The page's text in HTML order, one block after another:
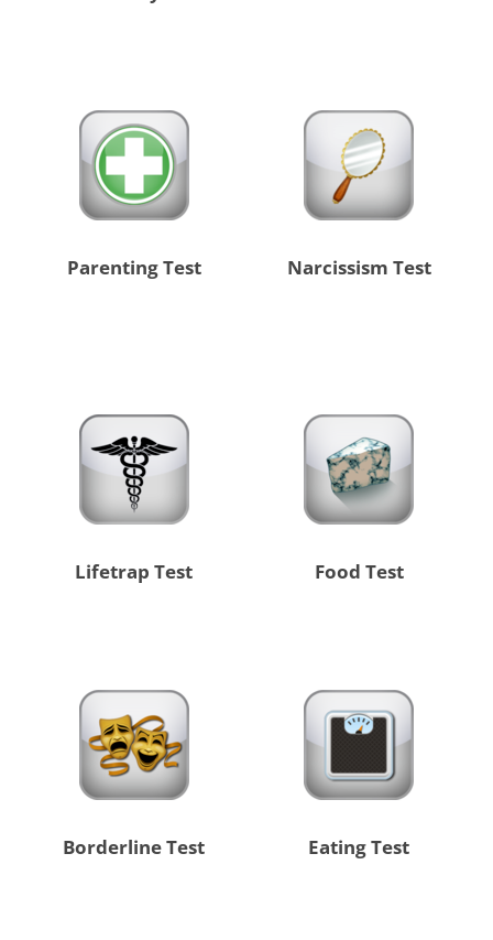
Parenting Test Narcissism Test
Lifetrap Test Food Test
Borderline Test Eating Test